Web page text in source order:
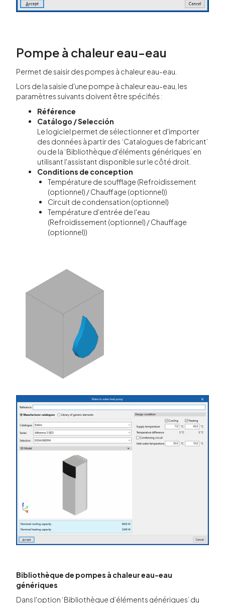
Pompe à chaleur eau-eau
Permet de saisir des pompes à chaleur eau-eau.
Lors de la saisie d'une pompe à chaleur eau-eau, les
paramètres suivants doivent être spécifiés :
Référence
Catálogo / Selección
Le logiciel permet de sélectionner et d'importer
des données à partir des ‘Catalogues de fabricant’
ou de la ‘Bibliothèque d'éléments génériques’ en
utilisant l'assistant disponible sur le côté droit.
Conditions de conception
Température de soufflage (Refroidissement
(optionnel) / Chauffage (optionnel))
Circuit de condensation (optionnel)
Température d'entrée de l'eau
(Refroidissement (optionnel) / Chauffage
(optionnel))
Bibliothèque de pompes à chaleur eau-eau
génériques
Dans l'option ‘Bibliothèque d’éléments génériques’ du